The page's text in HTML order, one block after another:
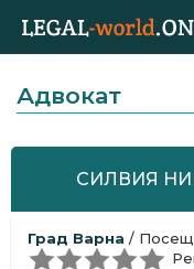
Адвокат
СИЛВИЯ
Град Варна /